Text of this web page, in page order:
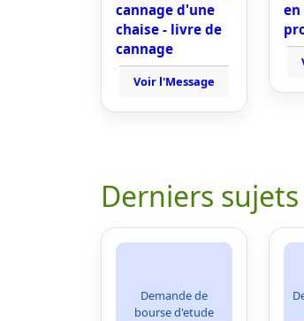
cannage d'une
chaise - livre de
cannage
Voir l'Message
en
Derniers sujets
Demande de
bourse d'etude